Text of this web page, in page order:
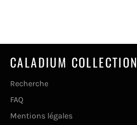
CALADIUM COLLECTION
Recherche
FAQ
Mentions légales